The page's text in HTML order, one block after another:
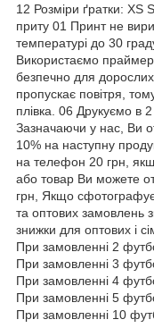
12 Розміри ґратки: XS
приту 01 Принт не
температурі до 30
Використаємо
безпечно для
пропускає повітря,
плівка. 06 Друкуємо в
Зазначаючи у нас, Ви
10% на наступну
на телефон 20 грн,
або товар Ви можете
грн, Якщо
та оптових замовлень
знижки для оптових і
При замовленні 2
При замовленні 3
При замовленні 4
При замовленні 5
При замовленні 10